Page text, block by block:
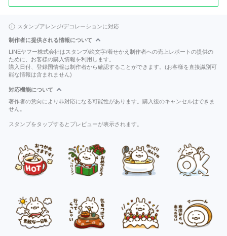
スタンプアレンジ/デコレーションに対応
制作者に提供される情報について
LINEヤフー株式会社はスタンプ/絵文字/着せかえ制作者への売上レポートの提供の
ために、お客様の購入情報を利用します。
購入日付、登録国情報は制作者から確認することができます。(お客様を直接識別可
能な情報は含まれません)
対応機能について
著作者の意向により非対応になる可能性があります。購入後のキャンセルはできま
せん。
スタンプをタップするとプレビューが表示されます。